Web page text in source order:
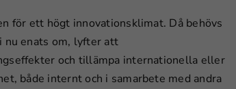
för ett högt innovationsklimat. Då behövs
nu enats om, lyfter att
och tillämpa internationella eller
både internt och i samarbete med andra